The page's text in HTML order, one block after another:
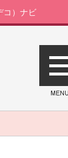
コ）ナビ